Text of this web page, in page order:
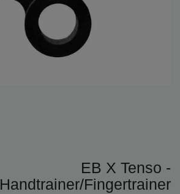
EB X Tenso -
Handtrainer/Fingertrainer